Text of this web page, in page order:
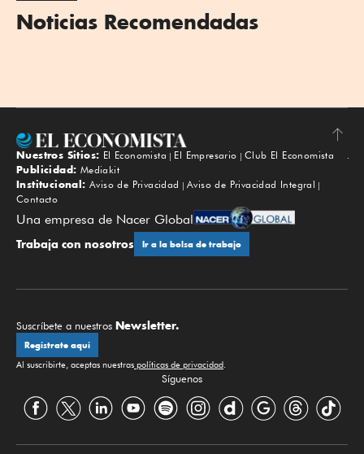
Noticias Recomendadas
Subir
Nuestros Sitios: El Economista El Empresario
Club El Economista
Publicidad: Mediakit
Institucional: Aviso de Privacidad
Aviso de Privacidad Integral
Contacto
Una empresa de Nacer Global
Trabaja con nosotros Ir a la bolsa de trabajo
Suscríbete a nuestros Newsletter.
Regístrate aquí
Al suscribirte, aceptas nuestras políticas de privacidad.
Síguenos